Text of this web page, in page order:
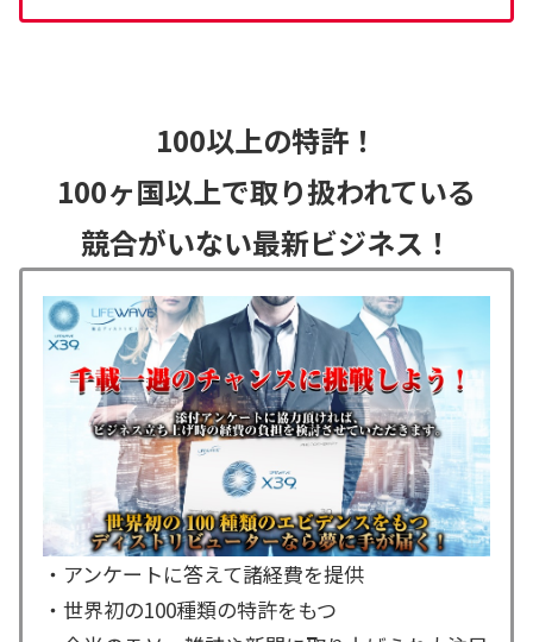
100以上の特許！
100ヶ国以上で取り扱われている
競合がいない最新ビジネス！
・アンケートに答えて諸経費を提供
・世界初の100種類の特許をもつ